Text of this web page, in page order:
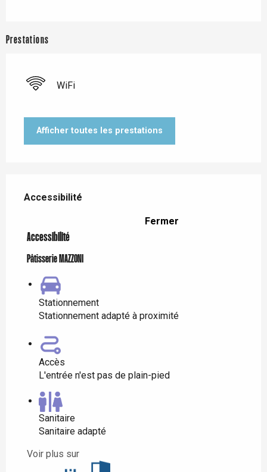
Prestations
WiFi
Afficher toutes les prestations
Accessibilité
Accessibilité
Fermer
Accessibilité
Pâtisserie MAZZONI
Stationnement
Stationnement adapté à proximité
Accès
L'entrée n'est pas de plain-pied
Sanitaire
Sanitaire adapté
Voir plus sur